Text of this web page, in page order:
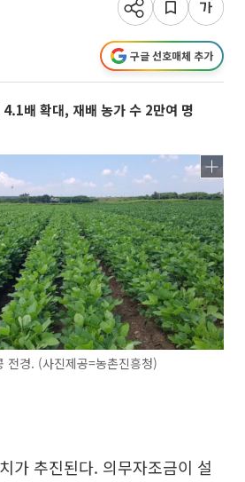
구글 선호매체 추가
배 확대, 재배 농가 수 2만여 명
경. (사진제공=농촌진흥청)
가 추진된다. 의무자조금이 설